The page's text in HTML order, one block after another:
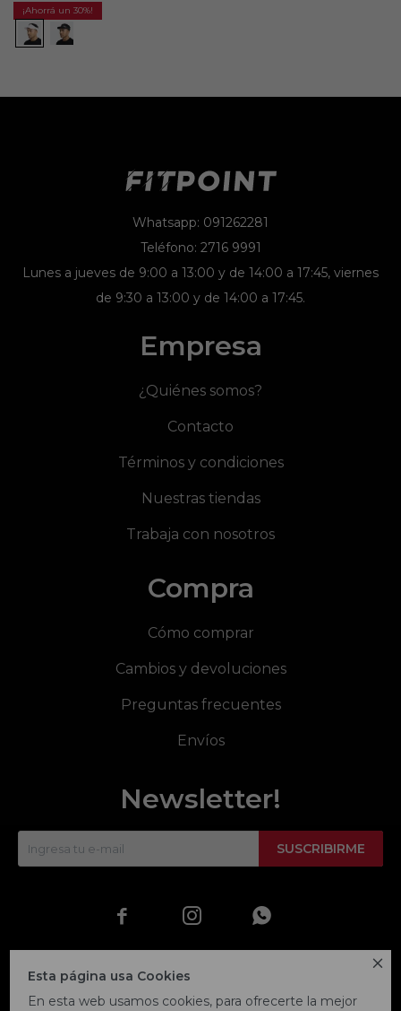

Esta página usa Cookies
En esta web usamos cookies, para ofrecerte la mejor
30
Whatsapp: 091262281
Teléfono: 2716 9991
Lunes a jueves de 9:00 a 13:00 y de 14:00 a 17:45, viernes
de 9:30 a 13:00 y de 14:00 a 17:45.
Empresa
¿Quiénes somos?
Contacto
Términos y condiciones
Nuestras tiendas
Trabaja con nosotros
Compra
Cómo comprar
Cambios y devoluciones
Preguntas frecuentes
Envíos
Newsletter!
SUSCRIBIRME
  